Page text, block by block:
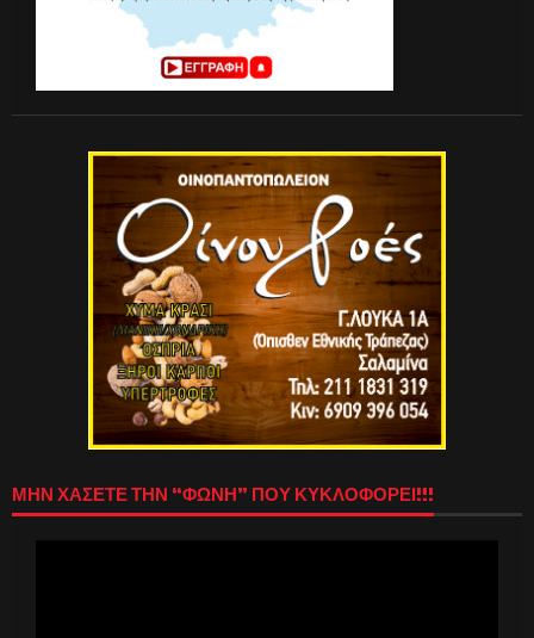
ΜΗΝ ΧΑΣΕΤΕ ΤΗΝ “ΦΩΝΗ” ΠΟΥ ΚΥΚΛΟΦΟΡΕΙ!!!